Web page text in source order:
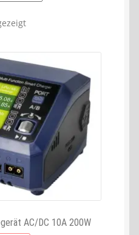
AC/DC 10A 200W